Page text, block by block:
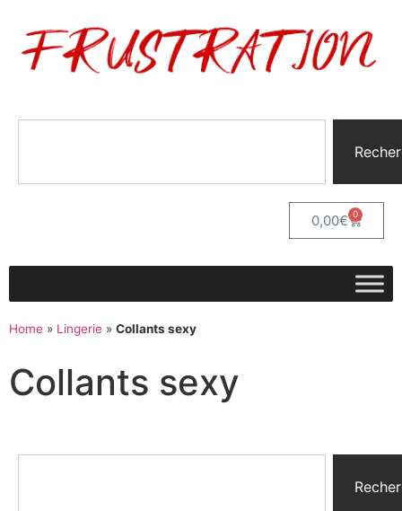
0,00€ 0
Home » Lingerie » Collants sexy
Collants sexy